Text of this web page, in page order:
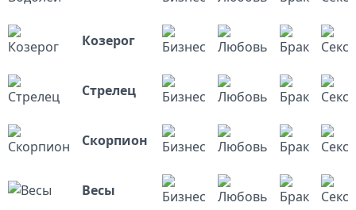
Козерог
Стрелец
Скорпион
Весы